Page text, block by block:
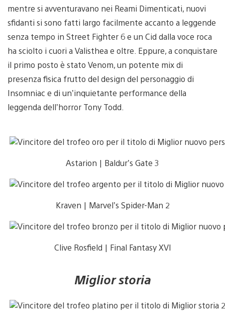
mentre si avventuravano nei Reami Dimenticati, nuovi
sfidanti si sono fatti largo facilmente accanto a leggende
senza tempo in Street Fighter 6 e un Cid dalla voce roca
ha sciolto i cuori a Valisthea e oltre. Eppure, a conquistare
il primo posto è stato Venom, un potente mix di
presenza fisica frutto del design del personaggio di
Insomniac e di un’inquietante performance della
leggenda dell’horror Tony Todd.
Astarion | Baldur’s Gate 3
Kraven | Marvel’s Spider-Man 2
Clive Rosfield | Final Fantasy XVI
Miglior storia